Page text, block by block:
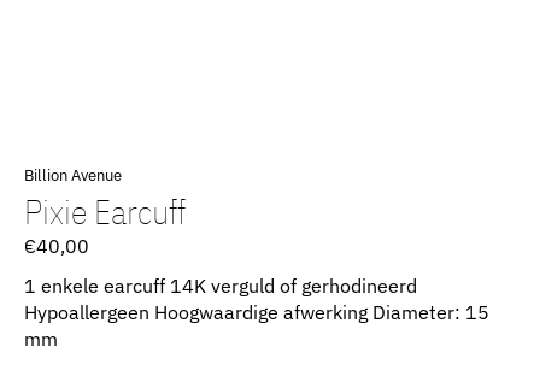
Billion Avenue
Pixie Earcuff
€40,00
1 enkele earcuff 14K verguld of gerhodineerd
Hypoallergeen Hoogwaardige afwerking Diameter: 15
mm